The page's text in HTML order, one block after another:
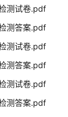
测试卷.pdf
测答案.pdf
测试卷.pdf
测答案.pdf
测试卷.pdf
测答案.pdf